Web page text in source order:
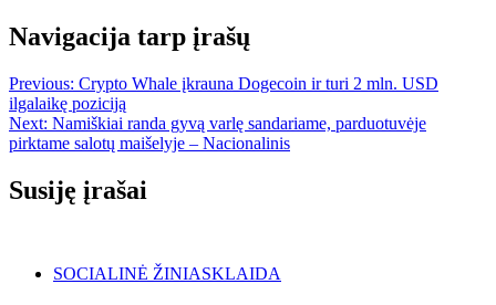
Navigacija tarp įrašų
Previous: Crypto Whale įkrauna Dogecoin ir turi 2 mln. USD
ilgalaikę poziciją
Next: Namiškiai randa gyvą varlę sandariame, parduotuvėje
pirktame salotų maišelyje – Nacionalinis
Susiję įrašai
SOCIALINĖ ŽINIASKLAIDA